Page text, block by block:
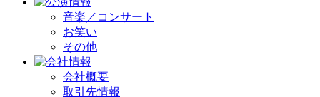
音楽／コンサート
お笑い
その他
会社概要
取引先情報